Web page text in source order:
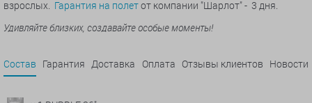
взрослых. Гарантия на полетот компании "Шарлот" - 3 дня.
Удивляйте близких, создавайте особые моменты!
Состав Гарантия Доставка Оплата Отзывы клиентов Новости